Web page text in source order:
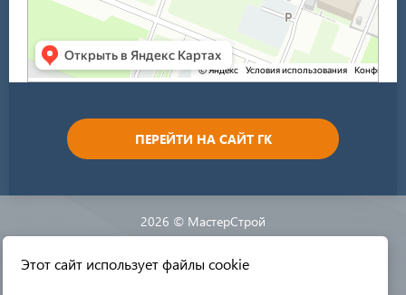
ПЕРЕЙТИ НА САЙТ ГК
2026 © МастерСтрой
Разработка сайта:
Этот сайт использует файлы cookie